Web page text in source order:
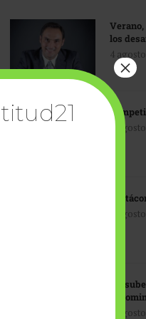
los
4
4
3
EU
el
3
×